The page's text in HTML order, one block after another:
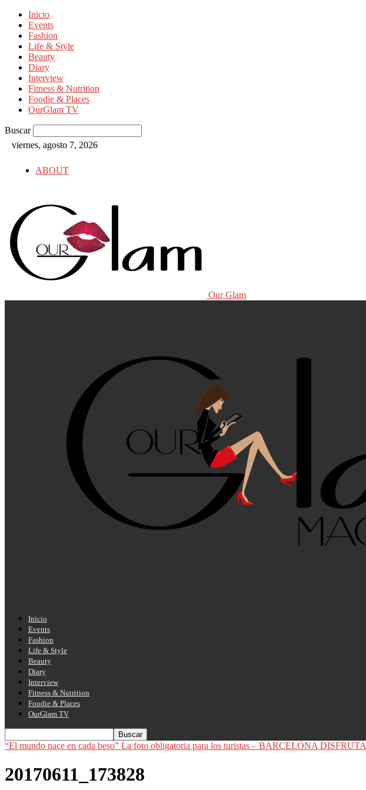
Inicio
Events
Fashion
Life & Style
Beauty
Diary
Interview
Fitness & Nutrition
Foodie & Places
OurGlam TV
Buscar
viernes, agosto 7, 2026
ABOUT
Our Glam
Inicio
Events
Fashion
Life & Style
Beauty
Diary
Interview
Fitness & Nutrition
Foodie & Places
OurGlam TV
“El mundo nace en cada beso” La foto obligatoria para los turistas – BARCELONA DISFRUTA
20170611_173828